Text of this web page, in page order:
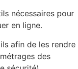
nécessaires pour
en ligne.
afin de les rendre
des